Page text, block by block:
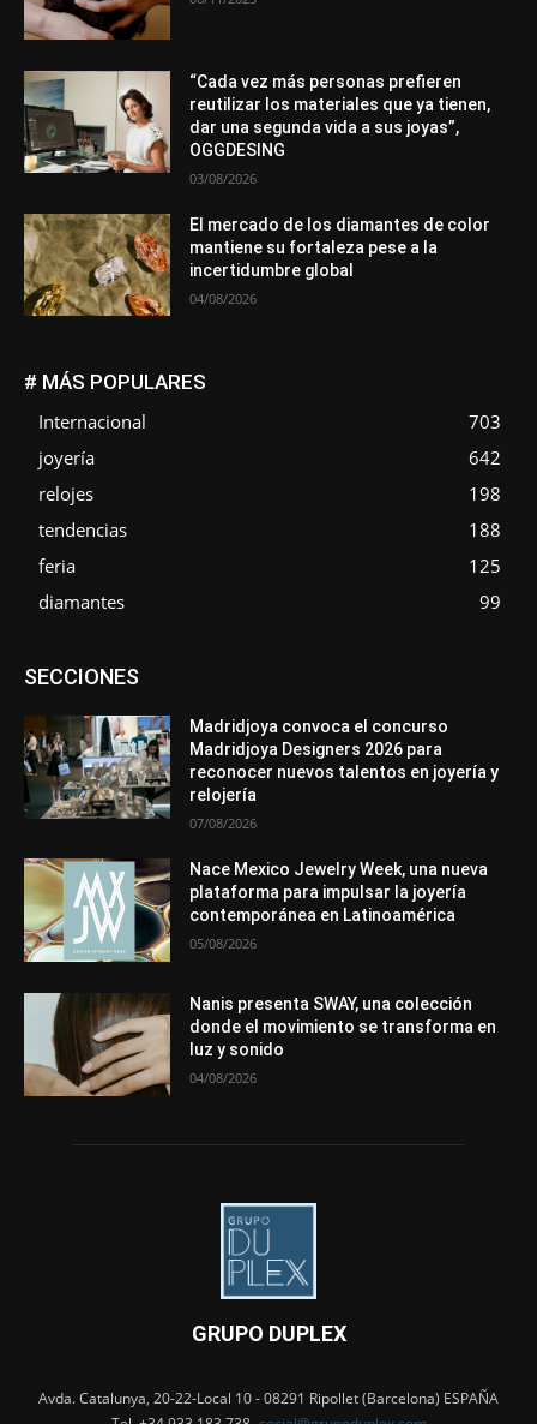
“Cada vez más personas prefieren
reutilizar los materiales que ya tienen,
dar una segunda vida a sus joyas”,
OGGDESING
03/08/2026
El mercado de los diamantes de color
mantiene su fortaleza pese a la
incertidumbre global
04/08/2026
# MÁS POPULARES
Internacional
703
joyería
642
relojes
198
tendencias
188
feria
125
diamantes
99
SECCIONESAsociaciones
Entrevistas
Opiniones
Premios Secciones
Madridjoya convoca el concurso
Madridjoya Designers 2026 para
reconocer nuevos talentos en joyería y
relojería
07/08/2026
Nace Mexico Jewelry Week, una nueva
plataforma para impulsar la joyería
contemporánea en Latinoamérica
05/08/2026
Nanis presenta SWAY, una colección
donde el movimiento se transforma en
luz y sonido
04/08/2026
GRUPO DUPLEX
Avda. Catalunya, 20-22-Local 10 - 08291 Ripollet (Barcelona) ESPAÑA